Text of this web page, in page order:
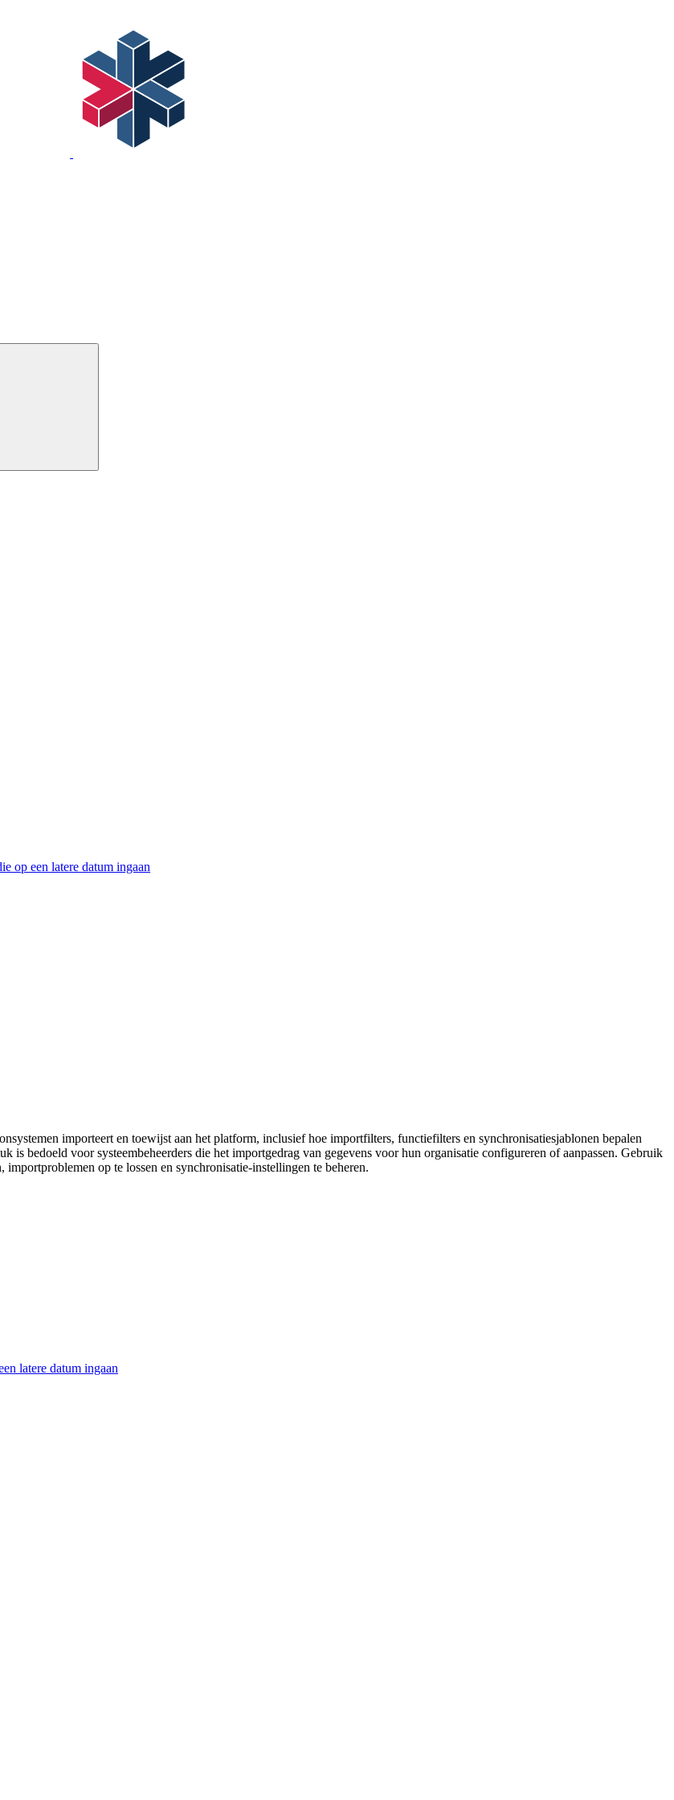
op een latere datum ingaan
importeert en toewijst aan het platform, inclusief hoe importfilters, functiefilters en synchronisatiesjablonen bepalen
bedoeld voor systeembeheerders die het importgedrag van gegevens voor hun organisatie configureren of aanpassen. Gebruik
op te lossen en synchronisatie-instellingen te beheren.
latere datum ingaan